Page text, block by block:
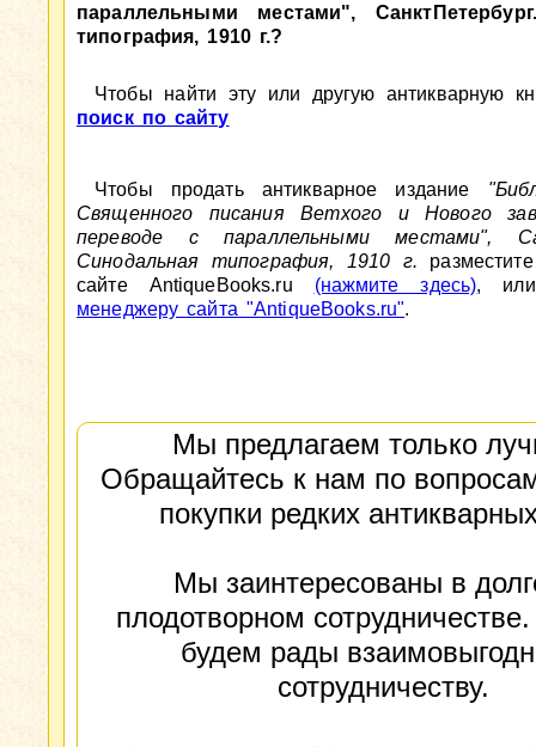
параллельными местами",
типография, 1910 г.?
Чтобы найти эту или другую антикварную
поиск по сайту
Чтобы продать антикварное издание
Священного писания Ветхого и Нового
переводе с параллельными местами",
Синодальная типография, 1910 г.
сайте AntiqueBooks.ru (нажмите здесь),
менеджеру сайта "AntiqueBooks.ru".
Мы предлагаем только
Обращайтесь к нам по
покупки редких
Мы заинтересованы в
плодотворном
будем рады
сотрудничеству.